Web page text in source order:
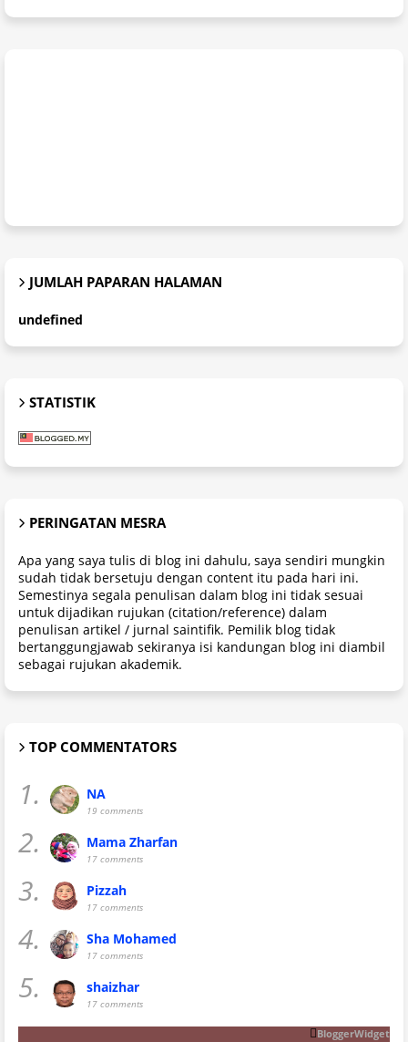
JUMLAH PAPARAN HALAMAN
undefned
STATISTIK
PERINGATAN MESRA
Apa yang saya tulis di blog ini dahulu, saya sendiri mungkin
sudah tidak bersetuju dengan content itu pada hari ini.
Semestinya segala penulisan dalam blog ini tidak sesuai
untuk dijadikan rujukan (citation/reference) dalam
penulisan artikel / jurnal saintifik. Pemilik blog tidak
bertanggungjawab sekiranya isi kandungan blog ini diambil
sebagai rujukan akademik.
TOP COMMENTATORS
1. NA
19 comments
2. Mama Zharfan
17 comments
3. Pizzah
17 comments
4. Sha Mohamed
17 comments
5. shaizhar
17 comments
BloggerWidget